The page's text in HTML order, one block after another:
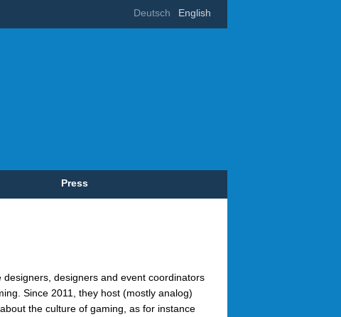
Deutsch English
Press
designers and event coordinators
Since 2011, they host (mostly analog)
the culture of gaming, as for instance